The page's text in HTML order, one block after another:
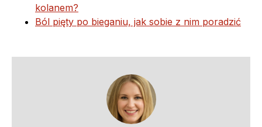
kolanem?
Ból pięty po bieganiu, jak sobie z nim poradzić